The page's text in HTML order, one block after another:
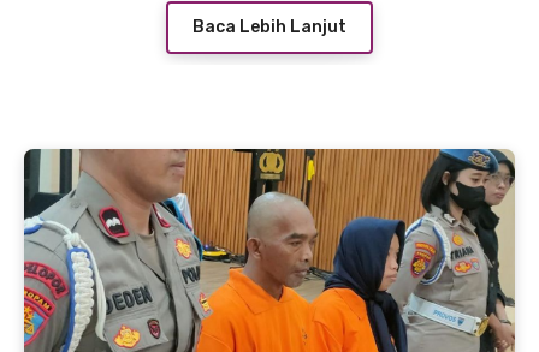
Baca Lebih Lanjut